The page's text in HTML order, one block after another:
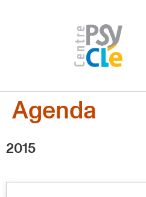
Agenda
2015